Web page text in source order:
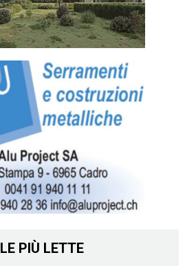
LE PIÙ LETTE